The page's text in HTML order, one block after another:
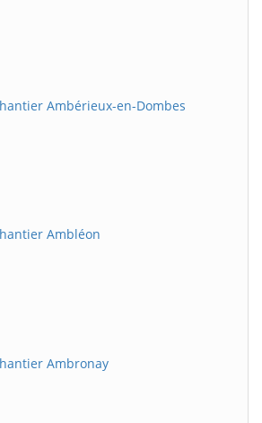
Ambérieux-en-Dombes
Ambléon
Ambronay